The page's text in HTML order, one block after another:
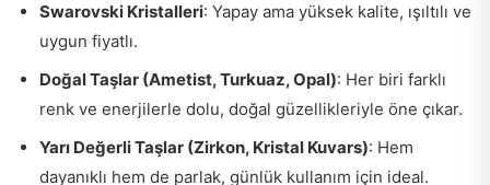
Swarovski Kristalleri: Yapay ama yüksek kalite, ışıltılı ve
uygun fiyatlı.
Doğal Taşlar (Ametist, Turkuaz, Opal): Her biri farklı
renk ve enerjilerle dolu, doğal güzellikleriyle öne çıkar.
Yarı Değerli Taşlar (Zirkon, Kristal Kuvars): Hem
dayanıklı hem de parlak, günlük kullanım için ideal.